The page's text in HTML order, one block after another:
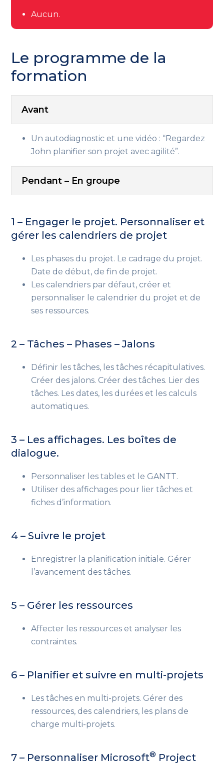
Aucun.
Le programme de la
formation
Avant
Un autodiagnostic et une vidéo : “Regardez
John planifier son projet avec agilité”.
Pendant – En groupe
1 – Engager le projet. Personnaliser et
gérer les calendriers de projet
Les phases du projet. Le cadrage du projet.
Date de début, de fin de projet.
Les calendriers par défaut, créer et
personnaliser le calendrier du projet et de
ses ressources.
2 – Tâches – Phases – Jalons
Définir les tâches, les tâches récapitulatives.
Créer des jalons. Créer des tâches. Lier des
tâches. Les dates, les durées et les calculs
automatiques.
3 – Les affichages. Les boîtes de
dialogue.
Personnaliser les tables et le GANTT.
Utiliser des affichages pour lier tâches et
fiches d’information.
4 – Suivre le projet
Enregistrer la planification initiale. Gérer
l’avancement des tâches.
5 – Gérer les ressources
Affecter les ressources et analyser les
contraintes.
6 – Planifier et suivre en multi-projets
Les tâches en multi-projets. Gérer des
ressources, des calendriers, les plans de
charge multi-projets.
7 – Personnaliser Microsoft® Project